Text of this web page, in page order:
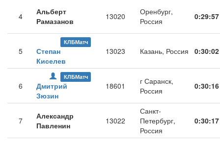
4
Альберт
Рамазанов
13020
Оренбург,
Россия
0:29:57
5
КЛБМатч
Степан
Киселев
13023 Казань, Россия 0:30:02
6
КЛБМатч
Дмитрий
Зюзин
18601
г Саранск,
Россия
0:30:16
7
Александр
Павленин
13022
Санкт-
Петербург,
Россия
0:30:17